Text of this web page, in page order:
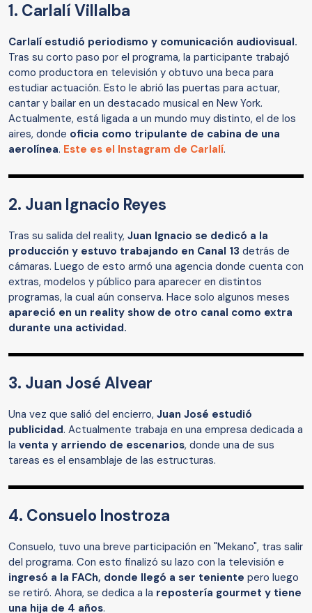
1. Carlalí Villalba
Carlalí estudió periodismo y comunicación audiovisual.
Tras su corto paso por el programa, la participante trabajó
como productora en televisión y obtuvo una beca para
estudiar actuación. Esto le abrió las puertas para actuar,
cantar y bailar en un destacado musical en New York.
Actualmente, está ligada a un mundo muy distinto, el de los
aires, donde oficia como tripulante de cabina de una
aerolínea. Este es el Instagram de Carlalí.
2. Juan Ignacio Reyes
Tras su salida del reality, Juan Ignacio se dedicó a la
producción y estuvo trabajando en Canal 13 detrás de
cámaras. Luego de esto armó una agencia donde cuenta con
extras, modelos y público para aparecer en distintos
programas, la cual aún conserva. Hace solo algunos meses
apareció en un reality show de otro canal como extra
durante una actividad.
3. Juan José Alvear
Una vez que salió del encierro, Juan José estudió
publicidad. Actualmente trabaja en una empresa dedicada a
la venta y arriendo de escenarios, donde una de sus
tareas es el ensamblaje de las estructuras.
4. Consuelo Inostroza
Consuelo, tuvo una breve participación en "Mekano", tras salir
del programa. Con esto finalizó su lazo con la televisión e
ingresó a la FACh, donde llegó a ser teniente pero luego
se retiró. Ahora, se dedica a la repostería gourmet y tiene
una hija de 4 años.